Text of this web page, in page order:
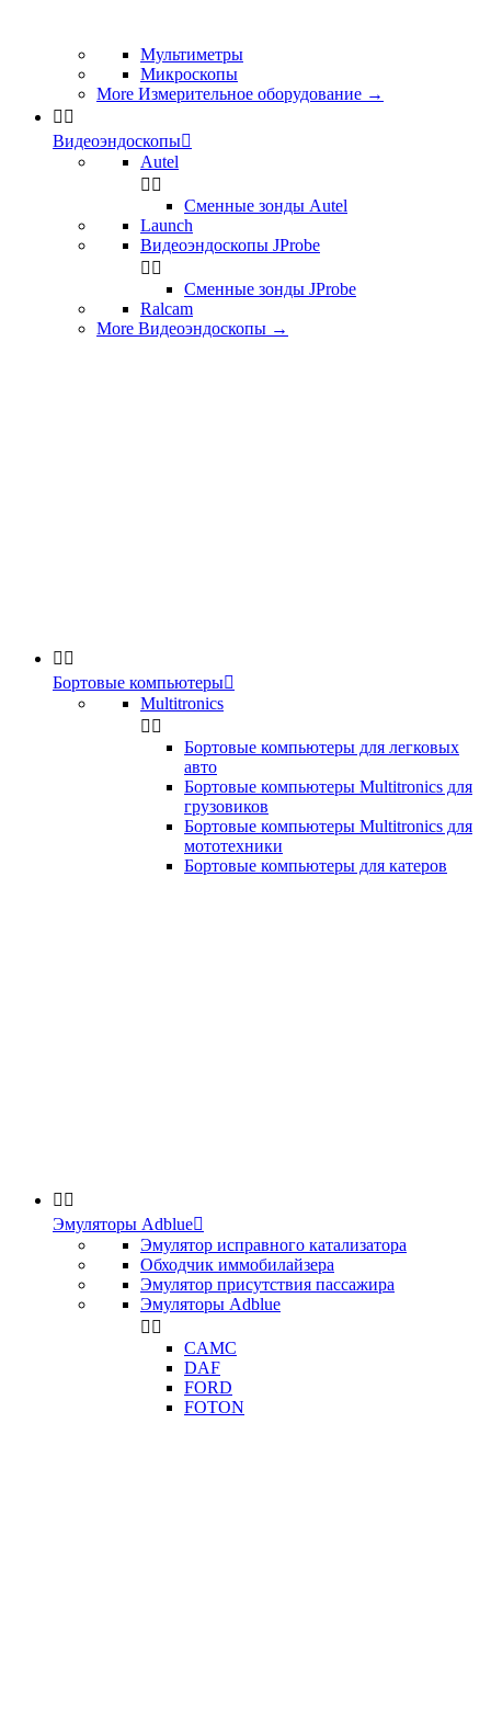
Мультиметры
Микроскопы
More Измерительное оборудование →
 
Видеоэндоскопы
Autel
 
Сменные зонды Autel
Launch
Видеоэндоскопы JProbe
 
Сменные зонды JProbe
Ralcam
More Видеоэндоскопы →
 
Бортовые компьютеры
Multitronics
 
Бортовые компьютеры для легковых
авто
Бортовые компьютеры Multitronics для
грузовиков
Бортовые компьютеры Multitronics для
мототехники
Бортовые компьютеры для катеров
 
Эмуляторы Adblue
Эмулятор исправного катализатора
Обходчик иммобилайзера
Эмулятор присутствия пассажира
Эмуляторы Adblue
 
CAMC
DAF
FORD
FOTON